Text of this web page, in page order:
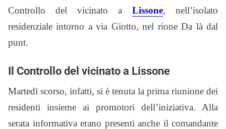
Controllo del vicinato a Lissone, nell’isolato
residenziale intorno a via Giotto, nel rione Da là dal
punt.
Il Controllo del vicinato a Lissone
Martedì scorso, infatti, si è tenuta la prima riunione dei
residenti insieme ai promotori dell’iniziativa. Alla
serata informativa erano presenti anche il comandante